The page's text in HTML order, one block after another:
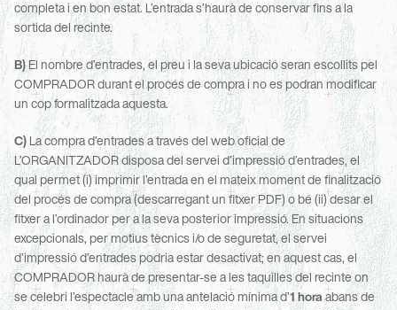
completa i en bon estat. L’entrada s’haurà de conservar fins a la
sortida del recinte.
B) El nombre d’entrades, el preu i la seva ubicació seran escollits pel
COMPRADOR durant el procés de compra i no es podran modificar
un cop formalitzada aquesta.
C) La compra d’entrades a través del web oficial de
L’ORGANITZADOR disposa del servei d’impressió d’entrades, el
qual permet (i) imprimir l’entrada en el mateix moment de finalització
del procés de compra (descarregant un fitxer PDF) o bé (ii) desar el
fitxer a l’ordinador per a la seva posterior impressió. En situacions
excepcionals, per motius tècnics i/o de seguretat, el servei
d’impressió d’entrades podria estar desactivat; en aquest cas, el
COMPRADOR haurà de presentar-se a les taquilles del recinte on
se celebri l’espectacle amb una antelació mínima d’1 hora abans de